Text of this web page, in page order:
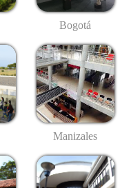
Bogotá
Manizales